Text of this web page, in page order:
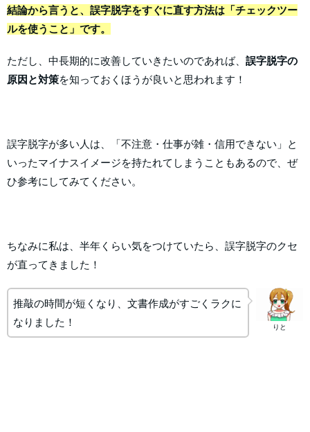
結論から言うと、誤字脱字をすぐに直す方法は「チェックツー
ルを使うこと」です。
ただし、中長期的に改善していきたいのであれば、 誤字脱字の
原因と対策を知っておくほうが良いと思われます！
誤字脱字が多い人は、「不注意・仕事が雑・信用できない」と
いったマイナスイメージを持たれてしまうこともあるので、ぜ
ひ参考にしてみてください。
ちなみに私は、半年くらい気をつけていたら、誤字脱字のクセ
が直ってきました！
りと
推敲の時間が短くなり、文書作成がすごくラクに
なりました！